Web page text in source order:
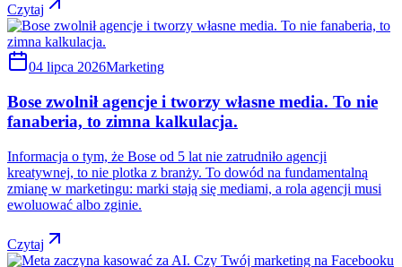
Czytaj
04 lipca 2026Marketing
Bose zwolnił agencje i tworzy własne media. To nie
fanaberia, to zimna kalkulacja.
Informacja o tym, że Bose od 5 lat nie zatrudniło agencji
kreatywnej, to nie plotka z branży. To dowód na fundamentalną
zmianę w marketingu: marki stają się mediami, a rola agencji musi
ewoluować albo zginie.
Czytaj